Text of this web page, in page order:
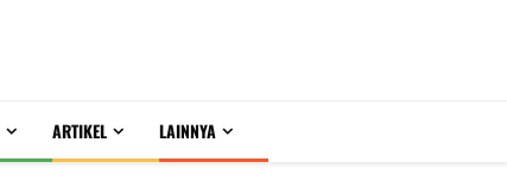
ARTIKEL LAINNYA